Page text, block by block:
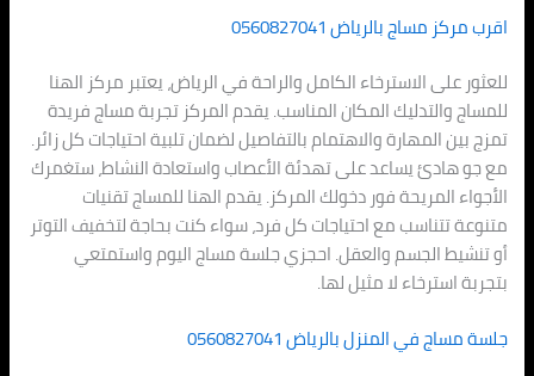
اقرب مركز مساج بالرياض 0560827041
للعثور على الاسترخاء الكامل والراحة في الرياض، يعتبر مركز الهنا
للمساج والتدليك المكان المناسب. يقدم المركز تجربة مساج فريدة
تمزج بين المهارة والاهتمام بالتفاصيل لضمان تلبية احتياجات كل زائر.
مع جو هادئ يساعد على تهدئة الأعصاب واستعادة النشاط، ستغمرك
الأجواء المريحة فور دخولك المركز. يقدم الهنا للمساج تقنيات
متنوعة تتناسب مع احتياجات كل فرد، سواء كنت بحاجة لتخفيف التوتر
أو تنشيط الجسم والعقل. احجزي جلسة مساج اليوم واستمتعي
بتجربة استرخاء لا مثيل لها.
جلسة مساج في المنزل بالرياض 0560827041